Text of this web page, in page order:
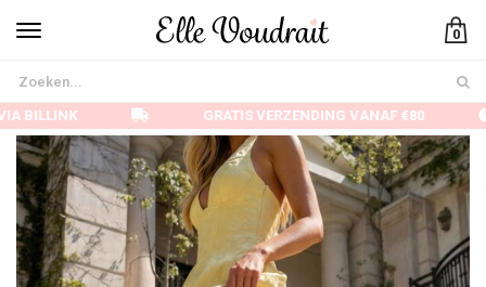
0
BILLINK GRATIS VERZENDING VANAF €80